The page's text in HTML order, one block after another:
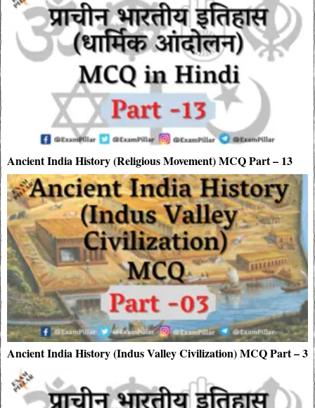
Ancient India History (Religious Movement) MCQ Part – 13
Ancient India History (Indus Valley Civilization) MCQ Part – 3